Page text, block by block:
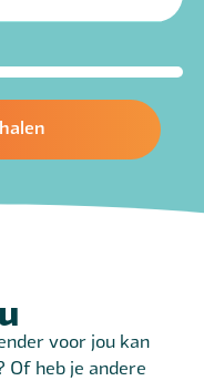
voor jou kan
Of heb je andere